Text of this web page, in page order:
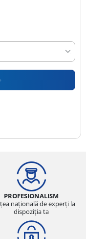
PROFESIONALISM
națională de experți la
dispoziția ta